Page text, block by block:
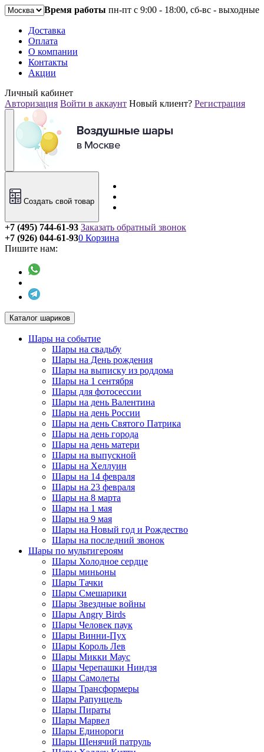
Время работы пн-пт с 9:00 - 18:00, сб-вс - выходные
Доставка
Оплата
О компании
Контакты
Акции
Личный кабинет
Авторизация Войти в аккаунт Новый клиент? Регистрация
Создать свой товар
+7 (495) 744-61-93 Заказать обратный звонок
+7 (926) 044-61-93
Пишите нам:
0 Корзина
Каталог шариков
Шары на событие
Шары на свадьбу
Шары на День рождения
Шары на выписку из роддома
Шары на 1 сентября
Шары для фотосессии
Шары на день Валентина
Шары на день России
Шары на день Святого Патрика
Шары на день города
Шары на день матери
Шары на выпускной
Шары на Хеллуин
Шары на 14 февраля
Шары на 23 февраля
Шары на 8 марта
Шары на 1 мая
Шары на 9 мая
Шары на Новый год и Рождество
Шары на последний звонок
Шары по мультигероям
Шары Холодное сердце
Шары миньоны
Шары Тачки
Шары Смешарики
Шары Звездные войны
Шары Angry Birds
Шары Человек паук
Шары Винни-Пух
Шары Король Лев
Шары Микки Маус
Шары Черепашки Ниндзя
Шары Самолеты
Шары Трансформеры
Шары Рапунцель
Шары Пираты
Шары Марвел
Шары Единороги
Шары Щенячий патруль